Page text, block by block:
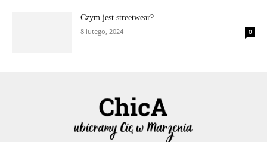
Czym jest streetwear?
8 lutego, 2024
0